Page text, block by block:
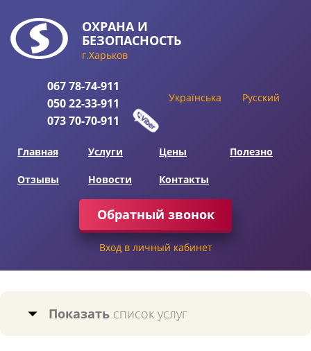
ОХРАНАИ
БЕЗОПАСНОСТЬ
г.Харьков
06778-74-911
05022-33-911
07370-70-911
Українська Русский
Главная Услуги Цены Полезно
Отзывы Новости Контакты
Обратный звонок
Вход в личный кабинет
Показать список услуг